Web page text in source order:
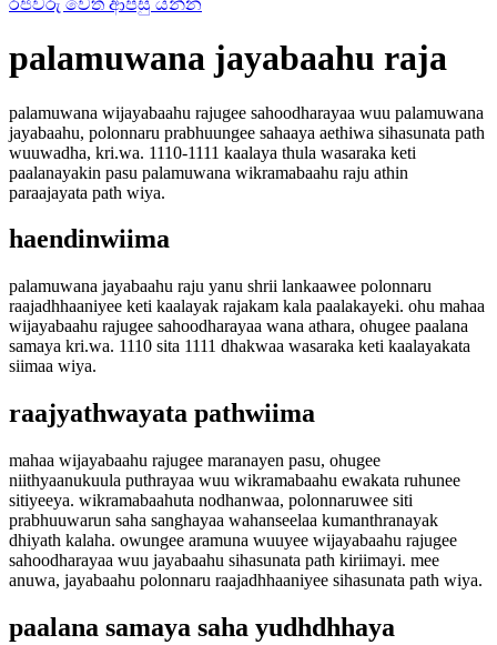
palamuwana jayabaahu raja
palamuwana wijayabaahu rajugee sahoodharayaa wuu palamuwana
jayabaahu, polonnaru prabhuungee sahaaya aethiwa sihasunata path
wuuwadha, kri.wa. 1110-1111 kaalaya thula wasaraka keti
paalanayakin pasu palamuwana wikramabaahu raju athin
paraajayata path wiya.
haendinwiima
palamuwana jayabaahu raju yanu shrii lankaawee polonnaru
raajadhhaaniyee keti kaalayak rajakam kala paalakayeki. ohu mahaa
wijayabaahu rajugee sahoodharayaa wana athara, ohugee paalana
samaya kri.wa. 1110 sita 1111 dhakwaa wasaraka keti kaalayakata
siimaa wiya.
raajyathwayata pathwiima
mahaa wijayabaahu rajugee maranayen pasu, ohugee
niithyaanukuula puthrayaa wuu wikramabaahu ewakata ruhunee
sitiyeeya. wikramabaahuta nodhanwaa, polonnaruwee siti
prabhuuwarun saha sanghayaa wahanseelaa kumanthranayak
dhiyath kalaha. owungee aramuna wuuyee wijayabaahu rajugee
sahoodharayaa wuu jayabaahu sihasunata path kiriimayi. mee
anuwa, jayabaahu polonnaru raajadhhaaniyee sihasunata path wiya.
paalana samaya saha yudhdhhaya